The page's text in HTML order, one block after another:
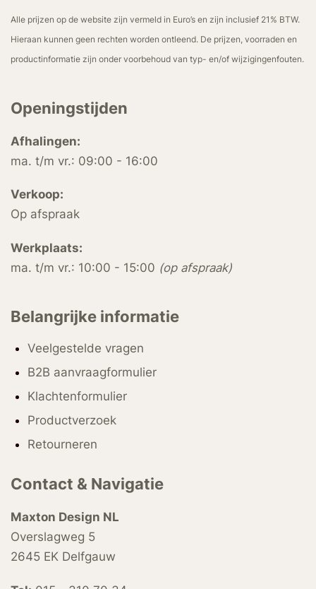
Alle prijzen op de website zijn vermeld in Euro’s en zijn inclusief 21% BTW.
Hieraan kunnen geen rechten worden ontleend. De prijzen, voorraden en
productinformatie zijn onder voorbehoud van typ- en/of wijzigingenfouten.
Openingstijden
Afhalingen:
ma. t/m vr.: 09:00 - 16:00
Verkoop:
Op afspraak
Werkplaats:
ma. t/m vr.: 10:00 - 15:00 (op afspraak)
Belangrijke informatie
Veelgestelde vragen
B2B aanvraagformulier
Klachtenformulier
Productverzoek
Retourneren
Contact & Navigatie
Maxton Design NL
Overslagweg 5
2645 EK Delfgauw